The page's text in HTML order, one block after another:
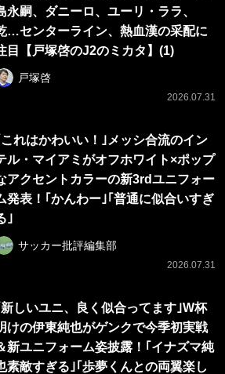
永嗣、ダニーロ、ユーリ・ララ、
…センターライン、熱血漢の采配に
目【戸塚啓のJ2のミカタ】(1)
戸塚啓
2026.07.31
これはかわいい！｣メッシ合流のイン
ル・マイアミがオフホワイト×ポップ
アクセントカラーの新3rdユニフォー
発表！｢かんわー｣｢普通に似合いすぎ
｣
サッカー批評編集部
2026.07.31
新しいユニ、良く似合ってます｣W杯
けの伊東純也がゲンクで今季初実戦
新ユニフォーム姿披露！｢イナズマ純
素敵すぎる｣｢歩夢くんとの両翼楽し